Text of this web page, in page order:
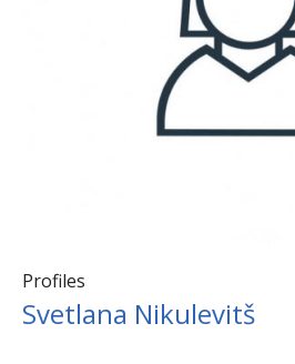
Profiles
Svetlana Nikulevitš